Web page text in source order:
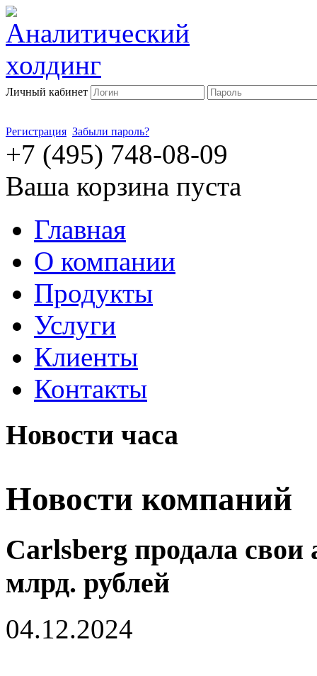
Личный кабинет
Регистрация Забыли пароль?
+7 (495) 748-08-09
Ваша корзина пуста
Главная
О компании
Продукты
Услуги
Клиенты
Контакты
Новости часа
Новости компаний
Carlsberg продала
млрд. рублей
04.12.2024